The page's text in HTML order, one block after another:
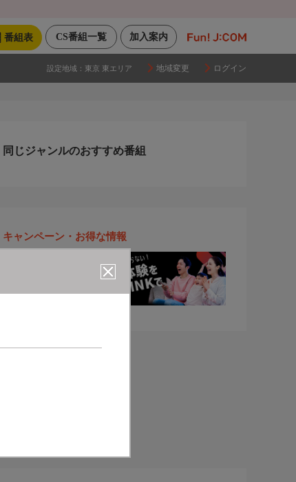
加入案内
CS番組一覧
番組表
設定地域： 東京 東エリア 地域変更 ログイン
同じジャンルのおすすめ番組
キャンペーン・お得な情報